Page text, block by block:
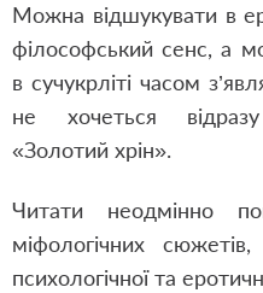
Можна відшукувати в
філософський сенс, а
в сучукрліті часом
не хочеться
«Золотий хрін».
Читати неодмінно
міфологічних сюжетів,
психологічної та